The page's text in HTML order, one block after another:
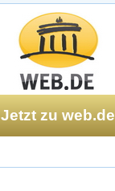
Jetzt zu web.de